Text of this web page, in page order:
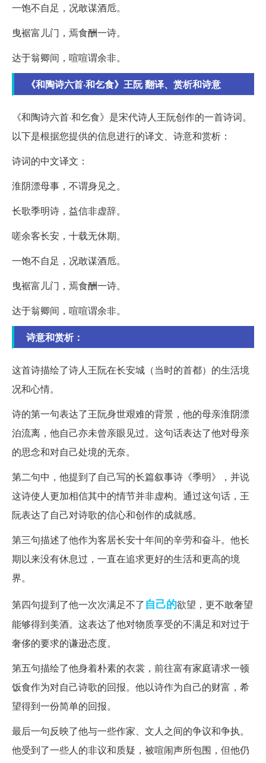
一饱不自足，况敢谋酒卮。
曳裾富儿门，焉食酬一诗。
达于翁卿间，喧喧谓余非。
《和陶诗六首·和乞食》王阮 翻译、赏析和诗意
《和陶诗六首·和乞食》是宋代诗人王阮创作的一首诗词。
以下是根据您提供的信息进行的译文、诗意和赏析：
诗词的中文译文：
淮阴漂母事，不谓身见之。
长歌季明诗，益信非虚辞。
嗟余客长安，十载无休期。
一饱不自足，况敢谋酒卮。
曳裾富儿门，焉食酬一诗。
达于翁卿间，喧喧谓余非。
诗意和赏析：
这首诗描绘了诗人王阮在长安城（当时的首都）的生活境
况和心情。
诗的第一句表达了王阮身世艰难的背景，他的母亲淮阴漂
泊流离，他自己亦未曾亲眼见过。这句话表达了他对母亲
的思念和对自己处境的无奈。
第二句中，他提到了自己写的长篇叙事诗《季明》，并说
这诗使人更加相信其中的情节并非虚构。通过这句话，王
阮表达了自己对诗歌的信心和创作的成就感。
第三句描述了他作为客居长安十年间的辛劳和奋斗。他长
期以来没有休息过，一直在追求更好的生活和更高的境
界。
第四句提到了他一次次满足不了自己的欲望，更不敢奢望
能够得到美酒。这表达了他对物质享受的不满足和对过于
奢侈的要求的谦逊态度。
第五句描绘了他身着朴素的衣裳，前往富有家庭请求一顿
饭食作为对自己诗歌的回报。他以诗作为自己的财富，希
望得到一份简单的回报。
最后一句反映了他与一些作家、文人之间的争议和争执。
他受到了一些人的非议和质疑，被喧闹声所包围，但他仍